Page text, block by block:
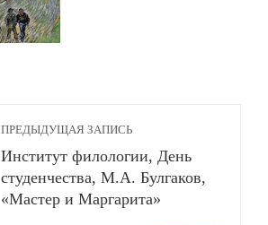
ПРЕДЫДУЩАЯ ЗАПИСЬ
Институт филологии, День
студенчества, М.А. Булгаков,
«Мастер и Маргарита»